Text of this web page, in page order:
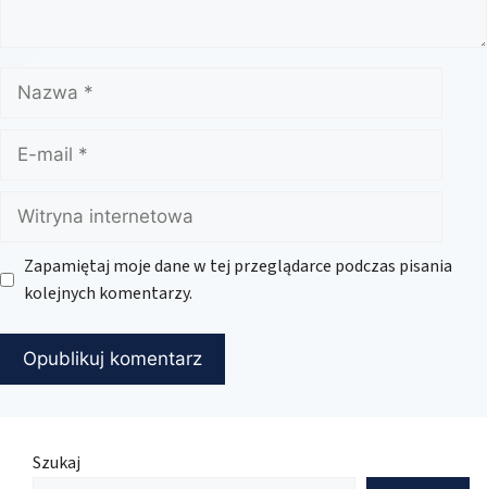
Nazwa
mail
Witryna
internetowa
Zapamiętaj moje dane w tej przeglądarce podczas pisania
kolejnych komentarzy.
Szukaj